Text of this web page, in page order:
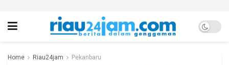
Home Riau24jam Pekanbaru